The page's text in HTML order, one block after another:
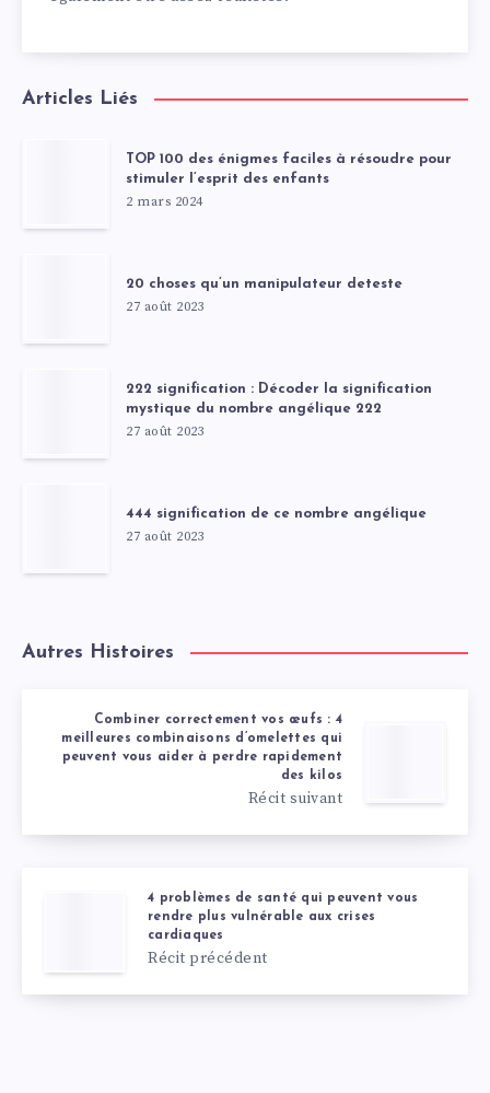
Articles Liés
TOP 100 des énigmes faciles à résoudre pour
stimuler l’esprit des enfants
2 mars 2024
20 choses qu’un manipulateur deteste
27 août 2023
222 signification : Décoder la signification
mystique du nombre angélique 222
27 août 2023
444 signification de ce nombre angélique
27 août 2023
Autres Histoires
Combiner correctement vos œufs : 4
meilleures combinaisons d’omelettes qui
peuvent vous aider à perdre rapidement
des kilos
Récit suivant
4 problèmes de santé qui peuvent vous
rendre plus vulnérable aux crises
cardiaques
Récit précédent